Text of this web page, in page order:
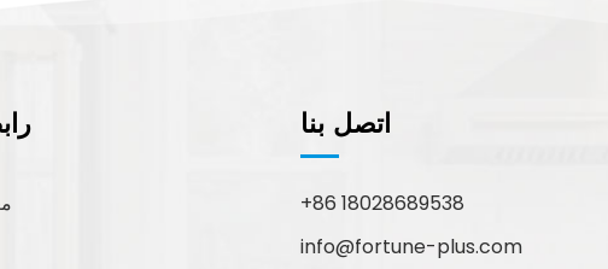
اتصل بنا
+86 18028689538
info@fortune-plus.com